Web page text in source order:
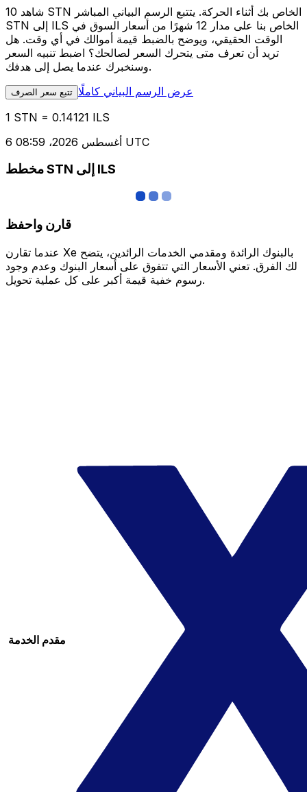
شاهد 10 STN الخاص بك أثناء الحركة. يتتبع الرسم البياني المباشر
STN إلى ILS الخاص بنا على مدار 12 شهرًا من أسعار السوق في
الوقت الحقيقي، ويوضح بالضبط قيمة أموالك في أي وقت. هل
تريد أن تعرف متى يتحرك السعر لصالحك؟ اضبط تنبيه السعر
وسنخبرك عندما يصل إلى هدفك.
تتبع سعر الصرف عرض الرسم البياني كاملًا
1 STN = 0.14121 ILS
6 أغسطس 2026، 08:59 UTC
مخطط STN إلى ILS
قارن واحفظ
عندما تقارن Xe بالبنوك الرائدة ومقدمي الخدمات الرائدين، يتضح
لك الفرق. تعني الأسعار التي تتفوق على أسعار البنوك وعدم وجود
رسوم خفية قيمة أكبر على كل عملية تحويل.
مقدم الخدمة